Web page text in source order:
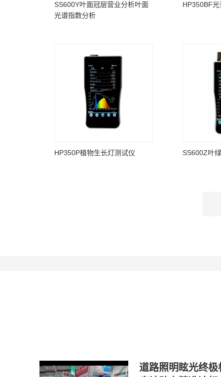
SS600Y叶面冠层营业分析叶面
光谱指数分析
HP350BF
HP350P植物生长灯测试仪 SS600Z叶
道路照明眩光终